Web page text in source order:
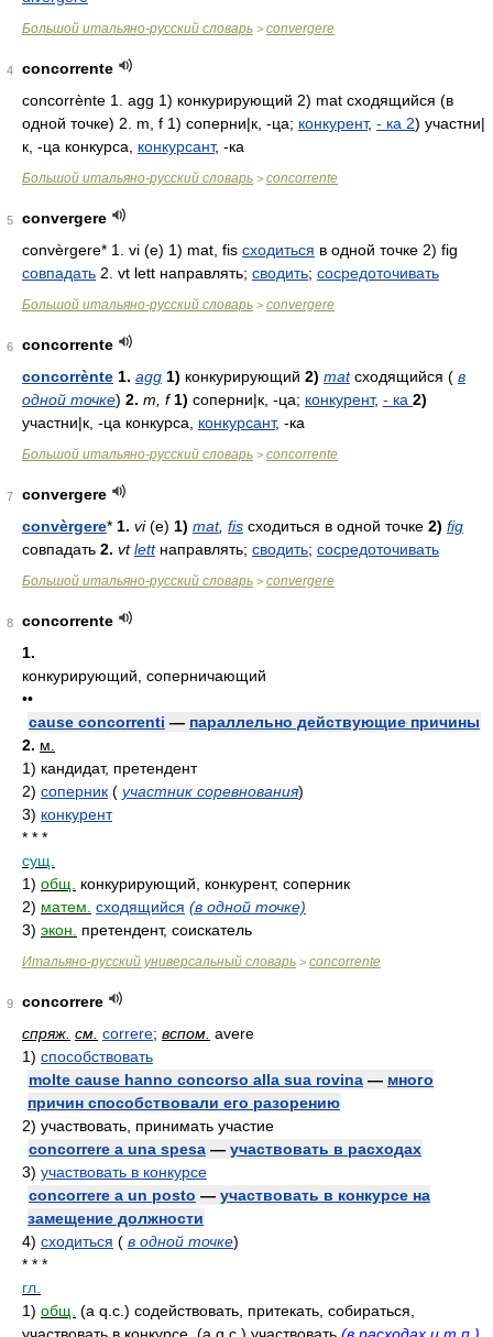
Большой итальяно-русский словарь > convergere
4
concorrente
concorrènte 1. agg 1) конкурирующий 2) mat сходящийся (в
одной точке) 2. m, f 1) соперни|к, -ца; конкурент, - ка 2) участни|
к, -ца конкурса, конкурсант, -ка
Большой итальяно-русский словарь > concorrente
5
convergere
convèrgere* 1. vi (e) 1) mat, fis сходиться в одной точке 2) fig
совпадать 2. vt lett направлять; сводить; сосредоточивать
Большой итальяно-русский словарь > convergere
6
concorrente
concorrènte 1. agg 1) конкурирующий 2) mat сходящийся ( в
одной точке) 2. m f 1) соперни|к, -ца; конкурент, - ка 2)
участни|к, -ца конкурса, конкурсант, -ка
Большой итальяно-русский словарь > concorrente
7
convergere
convèrgere* 1. vi(e) 1) mat, fis сходиться в одной точке 2) fig
совпадать 2. vt lett направлять; сводить; сосредоточивать
Большой итальяно-русский словарь > convergere
8
concorrente
1.
конкурирующий, соперничающий
••
cause concorrenti — параллельно действующие причины
2. м.
1) кандидат, претендент
2) соперник ( участник соревнования)
3) конкурент
* * *
сущ.
1) общ.
конкурирующий, конкурент, соперник
2) матем. сходящийся (в одной точке)
3) экон. претендент, соискатель
Итальяно-русский универсальный словарь > concorrente
9
concorrere
спряж. см. correre; вспом. avere
1) способствовать
molte cause hanno concorso alla sua rovina — много
причин способствовали его разорению
2) участвовать, принимать участие
concorrere a una spesa — участвовать в расходах
3) участвовать в конкурсе
concorrere a un posto — участвовать в конкурсе на
замещение должности
4) сходиться ( в одной точке)
* * *
гл.
1) общ. (a q.c.) содействовать, притекать, собираться,